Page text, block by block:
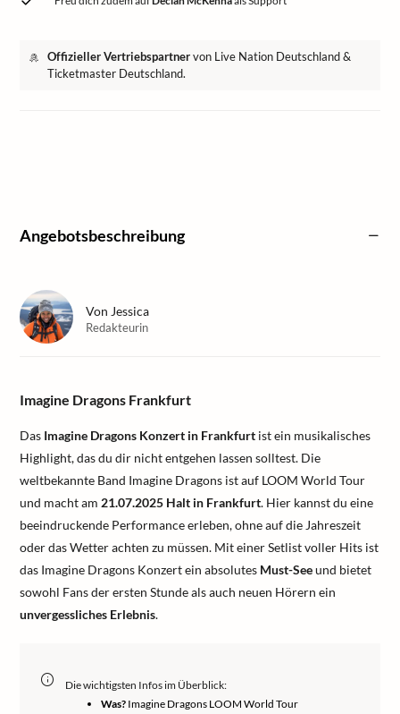
Offizieller Vertriebspartnervon Live Nation Deutschland &
Ticketmaster Deutschland.
Angebotsbeschreibung
Imagine Dragons Frankfurt
Das Imagine Dragons Konzert in Frankfurt ist ein musikalisches
Highlight, das du dir nicht entgehen lassen solltest. Die
weltbekannte Band Imagine Dragons ist auf LOOM World Tour
und macht am 21.07.2025 Halt in Frankfurt. Hier kannst du eine
beeindruckende Performance erleben, ohne auf die Jahreszeit
oder das Wetter achten zu müssen. Mit einer Setlist voller Hits ist
das Imagine Dragons Konzert ein absolutes Must-Seeund bietet
sowohl Fans der ersten Stunde als auch neuen Hörern ein
unvergessliches Erlebnis.
Die wichtigsten Infos im Überblick:
Was? Imagine Dragons LOOM World Tour
Von Jessica
Redakteurin